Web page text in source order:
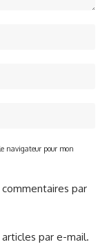
navigateur pour mon
par
par e-mail.